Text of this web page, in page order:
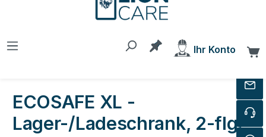
Du hast 0 Produkte
Ihr Konto
ECOSAFE XL -
Lager-/Ladeschrank, 2-flg.